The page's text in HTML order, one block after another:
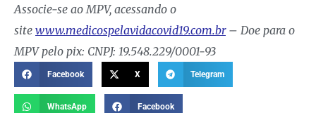
Associe-se ao MPV, acessando o
site www.medicospelavidacovid19.com.br– Doe para o
MPV pelo pix: CNPJ: 19.548.229/0001-93
Facebook X Telegram
WhatsApp Facebook